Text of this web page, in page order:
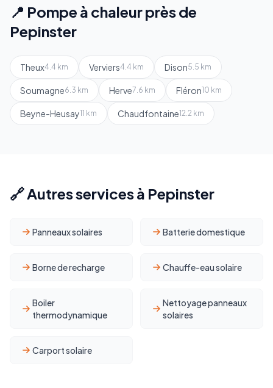
📍 Pompe à chaleur près de
Pepinster
Theux4.4 km Verviers4.4 km Dison5.5 km
Soumagne6.3 km Herve7.6 km Fléron10 km
Beyne-Heusay11 km Chaudfontaine12.2 km
🔗 Autres services à Pepinster
Panneaux solaires Batterie domestique
Borne de recharge Chauffe-eau solaire
Boiler
thermodynamique
Nettoyage panneaux
solaires
Carport solaire